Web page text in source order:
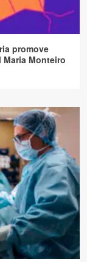
promove
Monteiro